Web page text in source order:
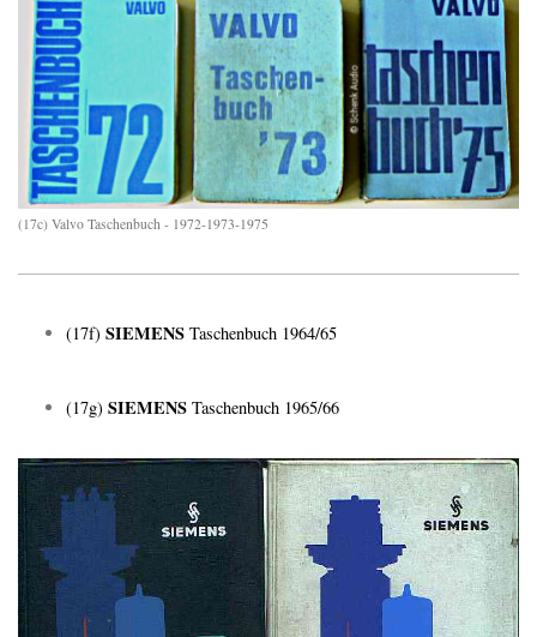
(17c) Valvo Taschenbuch - 1972-1973-1975
(17f) SIEMENS Taschenbuch 1964/65
(17g) SIEMENS Taschenbuch 1965/66